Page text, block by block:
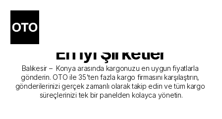
Balıkesir - Konya Kargo
Gönderim Hizmeti Sunan
En İyi Şirketler
Balıkesir –  Konya arasında kargonuzu en uygun fiyatlarla
gönderin. OTO ile 35'ten fazla kargo firmasını karşılaştırın,
gönderilerinizi gerçek zamanlı olarak takip edin ve tüm kargo
süreçlerinizi tek bir panelden kolayca yönetin.